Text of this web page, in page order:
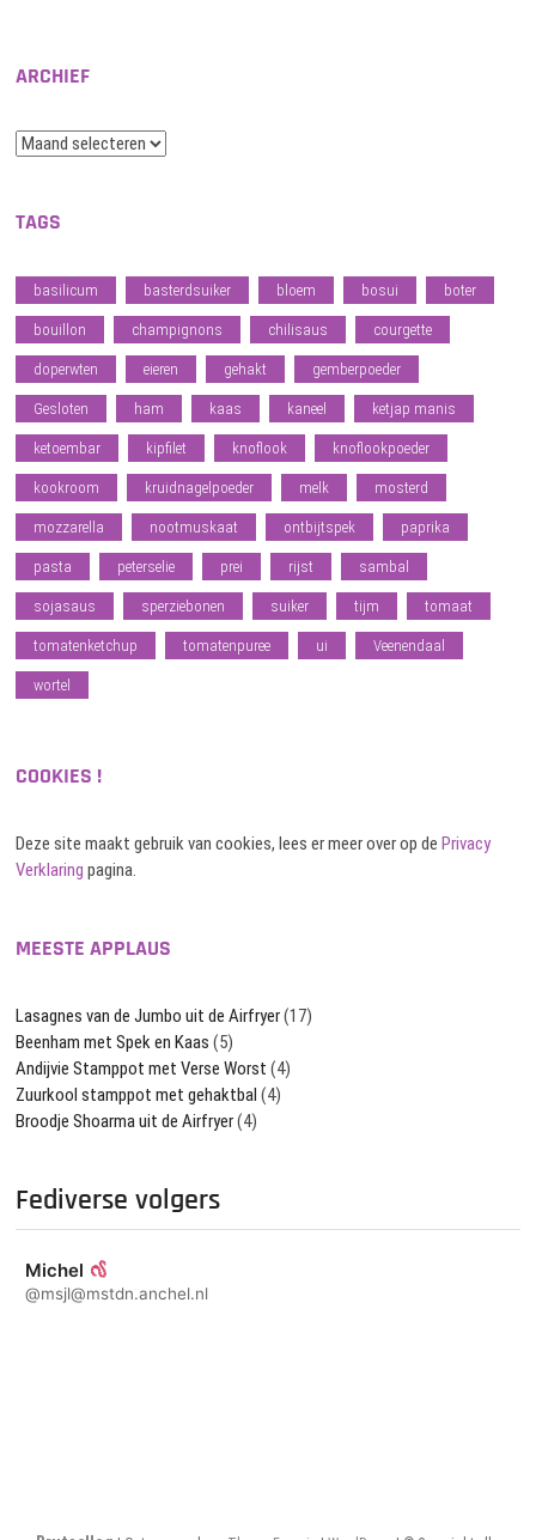
ARCHIEF
Archief
TAGS
basilicum basterdsuiker bloem bosui boter
bouillon champignons chilisaus courgette
doperwten eieren gehakt gemberpoeder
Gesloten ham kaas kaneel ketjap manis
ketoembar kipfilet knoflook knoflookpoeder
kookroom kruidnagelpoeder melk mosterd
mozzarella nootmuskaat ontbijtspek paprika
pasta peterselie prei rijst sambal
sojasaus sperziebonen suiker tijm tomaat
tomatenketchup tomatenpuree ui Veenendaal
wortel
COOKIES !
Deze site maakt gebruik van cookies, lees er meer over op dePrivacy
Verklaring pagina.
MEESTE APPLAUS
Lasagnes van de Jumbo uit de Airfryer(17)
Beenham met Spek en Kaas (5)
Andijvie Stamppot met Verse Worst (4)
Zuurkool stamppot met gehaktbal (4)
Broodje Shoarma uit de Airfryer(4)
Fediverse volgers
Michel
@msjl@mstdn.anchel.nl